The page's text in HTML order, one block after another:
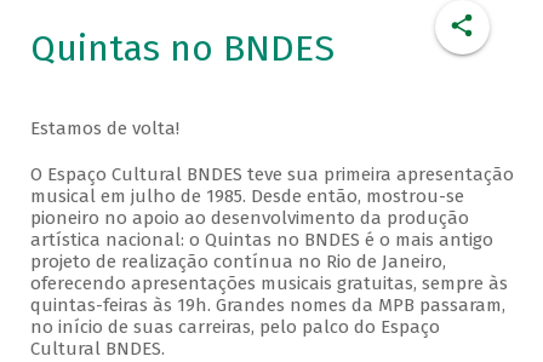
Quintas no BNDES
Estamos de volta!
O Espaço Cultural BNDES teve sua primeira apresentação
musical em julho de 1985. Desde então, mostrou-se
pioneiro no apoio ao desenvolvimento da produção
artística nacional: o Quintas no BNDES é o mais antigo
projeto de realização contínua no Rio de Janeiro,
oferecendo apresentações musicais gratuitas, sempre às
quintas-feiras às 19h. Grandes nomes da MPB passaram,
no início de suas carreiras, pelo palco do Espaço
Cultural BNDES.